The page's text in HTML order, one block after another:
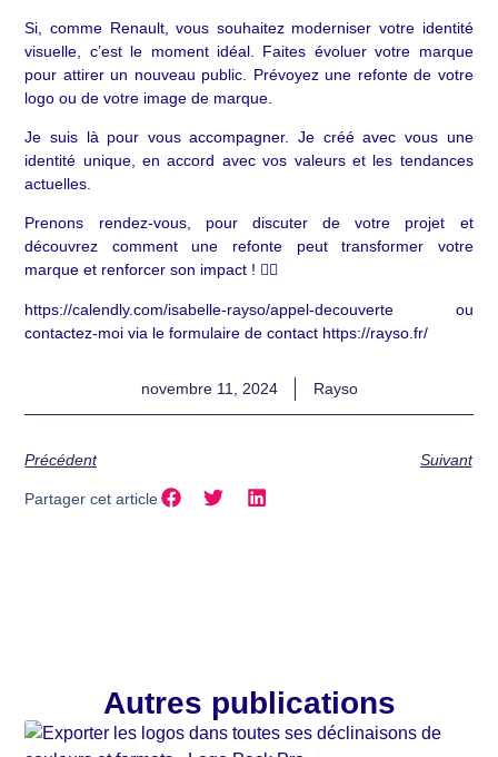
Si, comme Renault, vous souhaitez moderniser votre identité
visuelle, c’est le moment idéal. Faites évoluer votre marque
pour attirer un nouveau public. Prévoyez une refonte de votre
logo ou de votre image de marque.
Je suis là pour vous accompagner. Je créé avec vous une
identité unique, en accord avec vos valeurs et les tendances
actuelles.
Prenons rendez-vous, pour discuter de votre projet et
découvrez comment une refonte peut transformer votre
marque et renforcer son impact ! 👇🏼
https://calendly.com/isabelle-rayso/appel-decouverte ou
contactez-moi via le formulaire de contact https://rayso.fr/
novembre 11, 2024 Rayso
Précédent Suivant
Partager cet article
Autres publications